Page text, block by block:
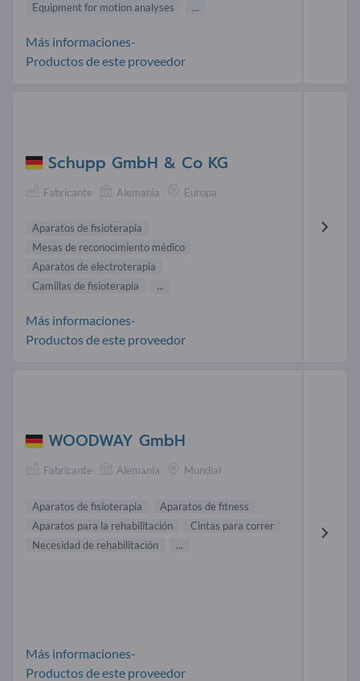
Equipment for motion analyses
...
Más informaciones-
Productos de este proveedor
Schupp GmbH & Co KG
Fabricante Alemania Europa
Aparatos de fisioterapia
Mesas de reconocimiento médico
Aparatos de electroterapia
Camillas de fisioterapia
...
Más informaciones-
Productos de este proveedor
WOODWAY GmbH
Fabricante Alemania Mundial
Aparatos de fisioterapia
Aparatos de fitness
Aparatos para la rehabilitación
Cintas para correr
Necesidad de rehabilitación
...
Más informaciones-
Productos de este proveedor